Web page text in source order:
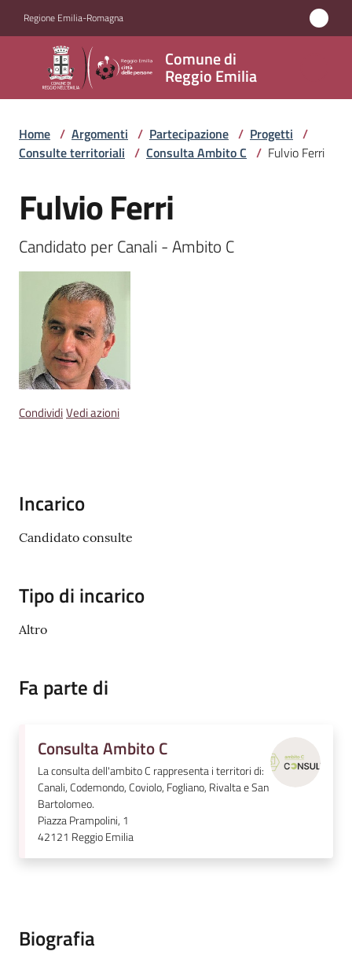
Regione Emilia-Romagna
Comune di
Reggio Emilia
Comune
di
Reggio
Emilia
Amministrazione
Servizi
Vivere
Reggio
Emilia
argomenti
Menu selezionato
T
i
m
E
Seguici
Home / Argomenti / Partecipazione / Progetti /
Consulte territoriali / Consulta Ambito C / Fulvio Ferri
Salta al contenuto
Fulvio Ferri
Candidato per Canali - Ambito C
CondividiVedi azioni
Incarico
Candidato consulte
Tipo di incarico
Altro
Fa parte di
Consulta Ambito C
La consulta dell'ambito C rappresenta i territori di:
Canali, Codemondo, Coviolo, Fogliano, Rivalta e San
Bartolomeo.
Piazza Prampolini, 1
42121 Reggio Emilia
Biografia